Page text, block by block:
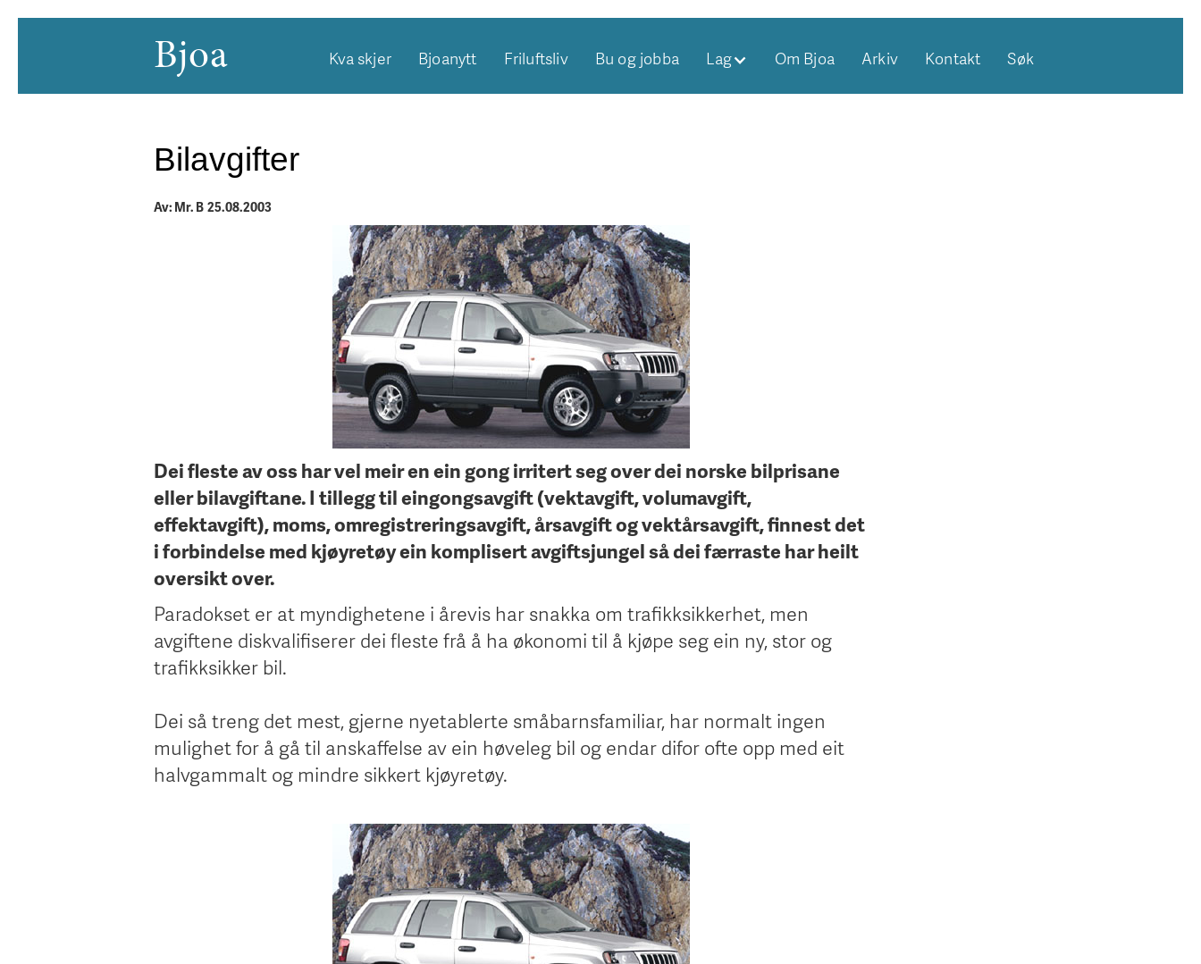
Bjoa Kva skjer Bjoanytt Friluftsliv Bu og jobba Lag Om Bjoa Arkiv Kontakt Søk
Bilavgifter
Av: Mr. B 25.08.2003
Dei fleste av oss har vel meir en ein gong irritert seg over dei norske bilprisane
eller bilavgiftane. I tillegg til eingongsavgift (vektavgift, volumavgift,
effektavgift), moms, omregistreringsavgift, årsavgift og vektårsavgift, finnest det
i forbindelse med kjøyretøy ein komplisert avgiftsjungel så dei færraste har heilt
oversikt over.
Paradokset er at myndighetene i årevis har snakka om trafikksikkerhet, men
avgiftene diskvalifiserer dei fleste frå å ha økonomi til å kjøpe seg ein ny, stor og
trafikksikker bil.
Dei så treng det mest, gjerne nyetablerte småbarnsfamiliar, har normalt ingen
mulighet for å gå til anskaffelse av ein høveleg bil og endar difor ofte opp med eit
halvgammalt og mindre sikkert kjøyretøy.